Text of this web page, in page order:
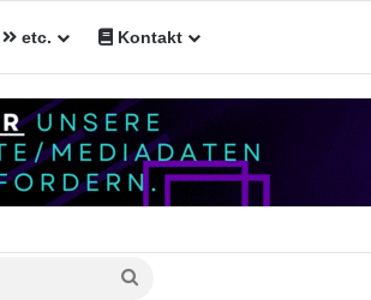
etc. Kontakt